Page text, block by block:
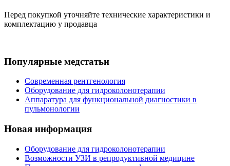
Перед покупкой уточняйте технические характеристики и
комплектацию у продавца
Популярные медстатьи
Современная рентгенология
Оборудование для гидроколонотерапии
Аппаратура для функциональной диагностики в
пульмонологии
Новая информация
Оборудование для гидроколонотерапии
Возможности УЗИ в репродуктивной медицине